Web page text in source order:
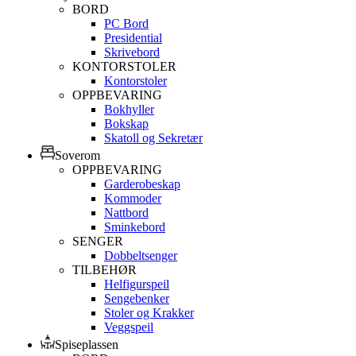
BORD
PC Bord
Presidential
Skrivebord
KONTORSTOLER
Kontorstoler
OPPBEVARING
Bokhyller
Bokskap
Skatoll og Sekretær
Soverom
OPPBEVARING
Garderobeskap
Kommoder
Nattbord
Sminkebord
SENGER
Dobbeltsenger
TILBEHØR
Helfigurspeil
Sengebenker
Stoler og Krakker
Veggspeil
Spiseplassen